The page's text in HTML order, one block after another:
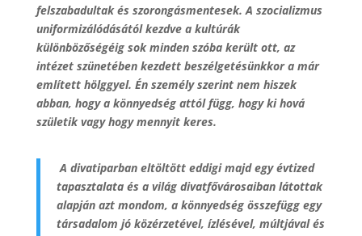
felszabadultak és szorongásmentesek. A szocializmus
uniformizálódásától kezdve a kultúrák
különbözőségéig sok minden szóba került ott, az
intézet szünetében kezdett beszélgetésünkkor a már
említett hölggyel. Én személy szerint nem hiszek
abban, hogy a könnyedség attól függ, hogy ki hová
születik vagy hogy mennyit keres.
A divatiparban eltöltött eddigi majd egy évtized
tapasztalata és a világ divatfővárosaiban látottak
alapján azt mondom, a könnyedség összefügg egy
társadalom jó közérzetével, ízlésével, múltjával és